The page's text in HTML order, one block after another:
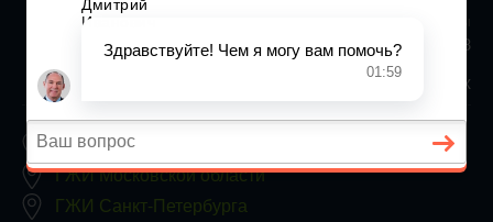
8 800 350 24 63
Заявки принимаются круглосуточно, без выходных
ГЖИ Москвы
ГЖИ Московской области
ГЖИ Санкт-Петербурга